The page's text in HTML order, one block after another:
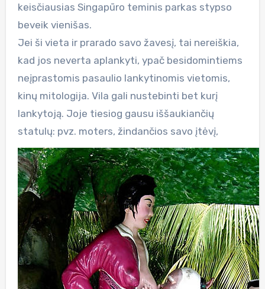
keisčiausias Singapūro teminis parkas stypso
beveik vienišas.
Jei ši vieta ir prarado savo žavesį, tai nereiškia,
kad jos neverta aplankyti, ypač besidomintiems
neįprastomis pasaulio lankytinomis vietomis,
kinų mitologija. Vila gali nustebinti bet kurį
lankytoją. Joje tiesiog gausu iššaukiančių
statulų: pvz. moters, žindančios savo įtėvį,